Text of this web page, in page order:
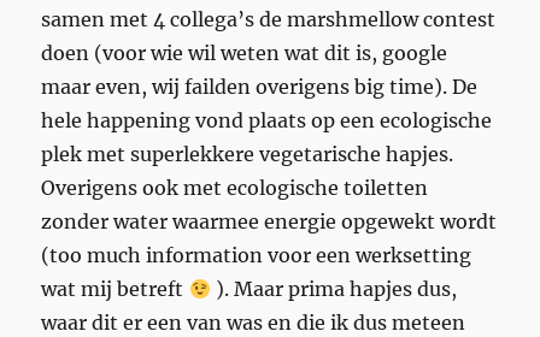
samen met 4 collega’s de marshmellow contest
doen (voor wie wil weten wat dit is, google
maar even, wij failden overigens big time). De
hele happening vond plaats op een ecologische
plek met superlekkere vegetarische hapjes.
Overigens ook met ecologische toiletten
zonder water waarmee energie opgewekt wordt
(too much information voor een werksetting
wat mij betreft
). Maar prima hapjes dus,
waar dit er een van was en die ik dus meteen